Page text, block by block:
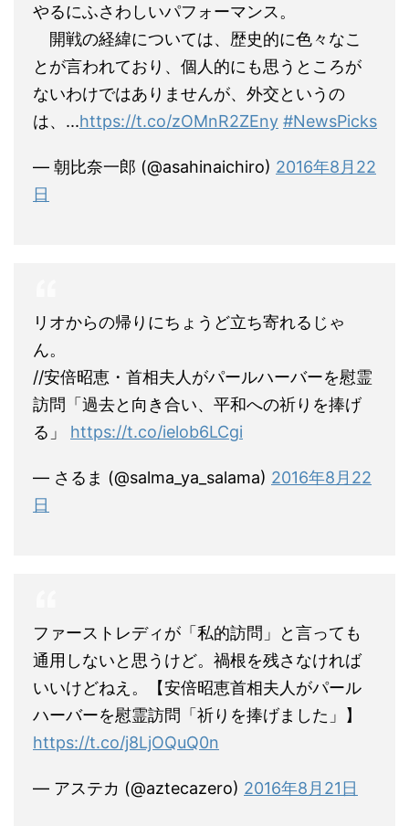
やるにふさわしいパフォーマンス。
開戦の経緯については、歴史的に色々なこ
とが言われており、個人的にも思うところが
ないわけではありませんが、外交というの
は、...https://t.co/zOMnR2ZEny #NewsPicks
— 朝比奈一郎 (@asahinaichiro) 2016年8月22
日
リオからの帰りにちょうど立ち寄れるじゃ
ん。
//安倍昭恵・首相夫人がパールハーバーを慰霊
訪問「過去と向き合い、平和への祈りを捧げ
る」 https://t.co/ielob6LCgi
— さるま (@salma_ya_salama) 2016年8月22
日
ファーストレディが「私的訪問」と言っても
通用しないと思うけど。禍根を残さなければ
いいけどねえ。【安倍昭恵首相夫人がパール
ハーバーを慰霊訪問「祈りを捧げました」】
https://t.co/j8LjOQuQ0n
— アステカ (@aztecazero) 2016年8月21日